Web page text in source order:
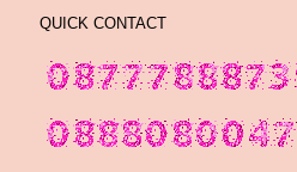
QUICK CONTACT